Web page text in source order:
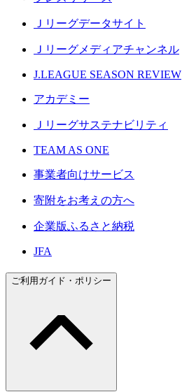
Ｊリーグデータサイト
Ｊリーグメディアチャンネル
J.LEAGUE SEASON REVIEW
アカデミー
Ｊリーグサステナビリティ
TEAM AS ONE
事業者向けサービス
寄附をお考えの方へ
企業版ふるさと納税
JFA
ご利用ガイド・ポリシー